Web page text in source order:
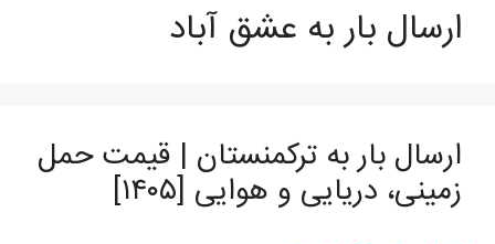
ارسال بار به عشق آباد
ارسال بار به ترکمنستان | قیمت حمل
زمینی، دریایی و هوایی [۱۴۰۵]